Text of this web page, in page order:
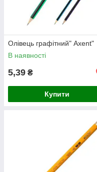
Олівець графітний" Axent"
В наявності
5,39 ₴
Купити